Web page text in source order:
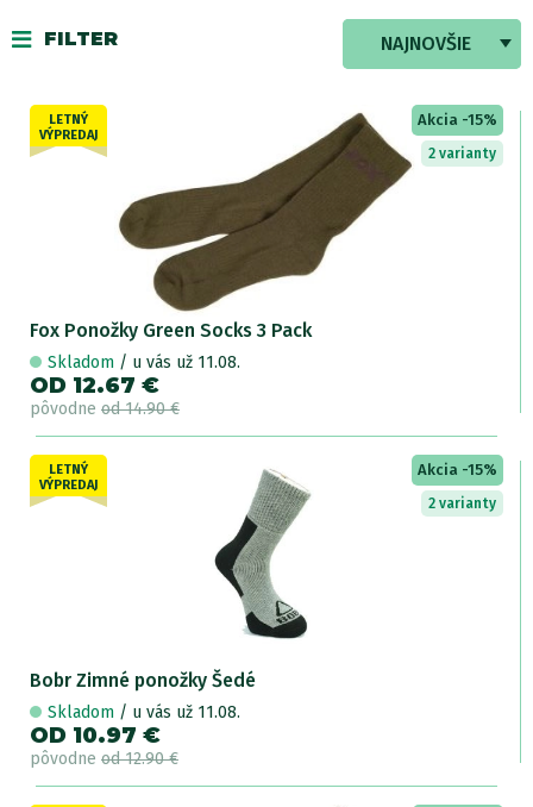
NAJNOVŠIE
FILTER
LETNÝ
VÝPREDAJ
Akcia -15%
2 varianty
Fox Ponožky Green Socks 3 Pack
Skladom / u vás už 11.08.
OD 12.67 €
pôvodne od 14.90 €
LETNÝ
VÝPREDAJ
Akcia -15%
2 varianty
Bobr Zimné ponožky Šedé
Skladom / u vás už 11.08.
OD 10.97 €
pôvodne od 12.90 €